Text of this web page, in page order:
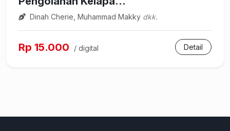
Dinah Cherie, Muhammad Makky dkk.
Rp 15.000 / digital Detail